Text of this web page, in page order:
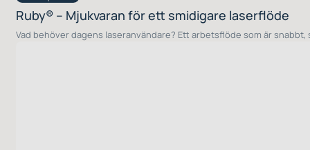
Ruby® – Mjukvaran för ett smidigare laserflöde
Vad behöver dagens laseranvändare? Ett arbetsflöde som är